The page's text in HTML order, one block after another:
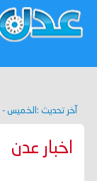
آخر تحديث : الخميس - 06 أغسطس 2026 - 08:04 م
اخبار عدن